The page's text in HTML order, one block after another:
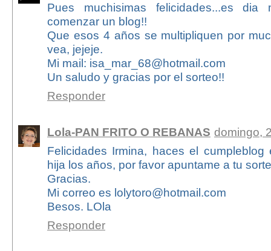
Pues muchisimas felicidades...es dia
comenzar un blog!!
Que esos 4 años se multipliquen por
vea, jejeje.
Mi mail: isa_mar_68@hotmail.com
Un saludo y gracias por el sorteo!!
Responder
Lola-PAN FRITO O REBANAS domingo,
Felicidades Irmina, haces el
hija los años, por favor apuntame a tu
Gracias.
Mi correo es lolytoro@hotmail.com
Besos. LOla
Responder